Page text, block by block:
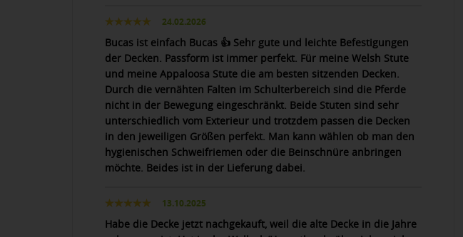
24.02.2026
Bucas ist einfach Bucas 👍 Sehr gute und leichte Befestigungen
der Decken. Passform ist immer perfekt. Für meine Welsh Stute
und meine Appaloosa Stute die am besten sitzenden Decken.
Durch die vernähten Falten im Schulterbereich sind die Pferde
nicht in der Bewegung eingeschränkt. Beide Stuten sind sehr
unterschiedlich vom Exterieur und trotzdem passen die Decken
in den jeweiligen Größen perfekt. Man kann wählen ob man den
hygienischen Schweifriemen oder die Beinschnüre anbringen
möchte. Beides ist in der Lieferung dabei.
13.10.2025
Habe die Decke jetzt nachgekauft, weil die alte Decke in die Jahre